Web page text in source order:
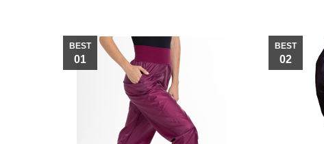
BEST
01
BEST
02